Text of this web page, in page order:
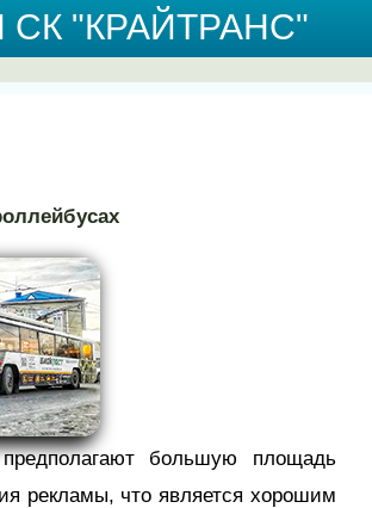
унитарное предприятие
края "КРАЙТРАНС"
большую площадь
рекламы, что является хорошим
СК "КРАЙТРАНС"